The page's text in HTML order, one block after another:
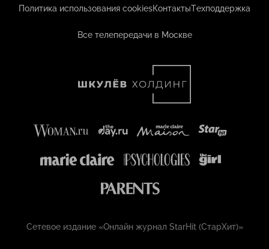
Политика использования cookiesКонтактыТехподдержка
Все телепередачи в Москве
Сетевое издание «Онлайн журнал StarHit (СтарХит)»